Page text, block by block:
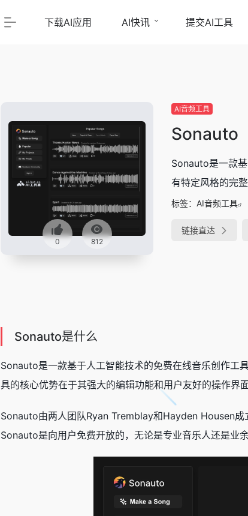
下载AI应用 AI快讯 提交AI工具
0 812
AI音频工具
Sonauto
Sonauto是一款
有特定风格的完整
标签： AI音频工具
链接直达
Sonauto是什么
Sonauto是一款基于人工智能技术的免费在线音乐创作工
具的核心优势在于其强大的编辑功能和用户友好的操作界
Sonauto由两人团队Ryan Tremblay和Hayden Housen成
Sonauto是向用户免费开放的，无论是专业音乐人还是业